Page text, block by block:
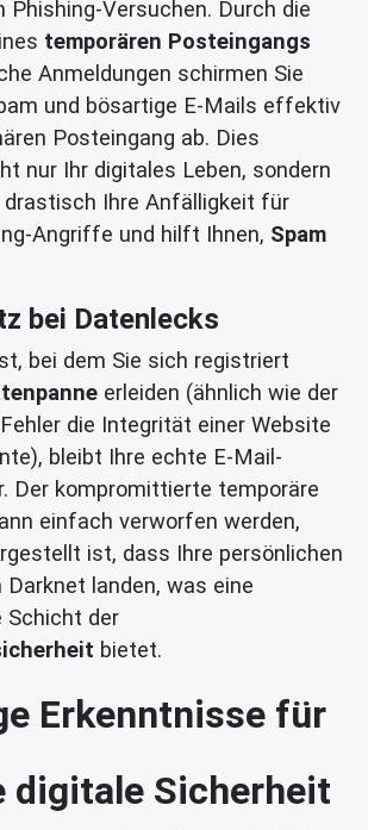
Phishing-Versuchen. Durch die
temporären Posteingangs
Anmeldungen schirmen Sie
und bösartige E-Mails effektiv
Posteingang ab. Dies
nur Ihr digitales Leben, sondern
drastisch Ihre Anfälligkeit für
Angriffe und hilft Ihnen, Spam
bei Datenlecks
bei dem Sie sich registriert
erleiden (ähnlich wie der
die Integrität einer Website
bleibt Ihre echte E-Mail-
Der kompromittierte temporäre
einfach verworfen werden,
ist, dass Ihre persönlichen
landen, was eine
Schicht der
bietet.
Erkenntnisse für
digitale Sicherheit